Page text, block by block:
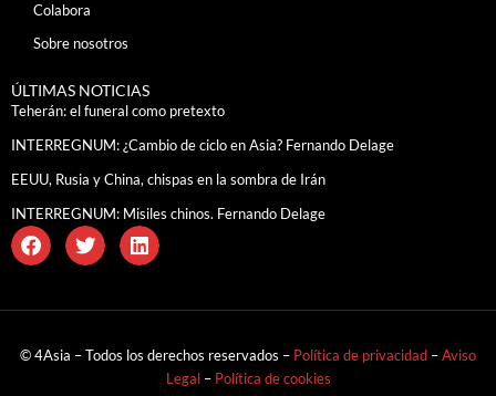
Colabora
Sobre nosotros
ÚLTIMAS NOTICIAS
Teherán: el funeral como pretexto
INTERREGNUM: ¿Cambio de ciclo en Asia? Fernando Delage
EEUU, Rusia y China, chispas en la sombra de Irán
INTERREGNUM: Misiles chinos. Fernando Delage
© 4Asia – Todos los derechos reservados – Política de privacidad –Aviso
Legal – Política de cookies